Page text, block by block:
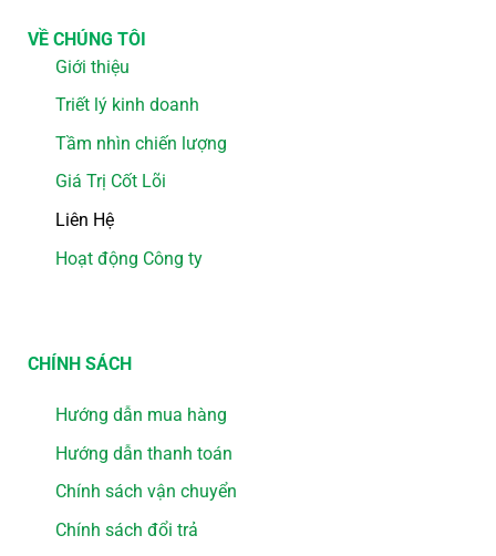
VỀ CHÚNG TÔI
Giới thiệu
Triết lý kinh doanh
Tầm nhìn chiến lượng
Giá Trị Cốt Lõi
Liên Hệ
Hoạt động Công ty
CHÍNH SÁCH
Hướng dẫn mua hàng
Hướng dẫn thanh toán
Chính sách vận chuyển
Chính sách đổi trả